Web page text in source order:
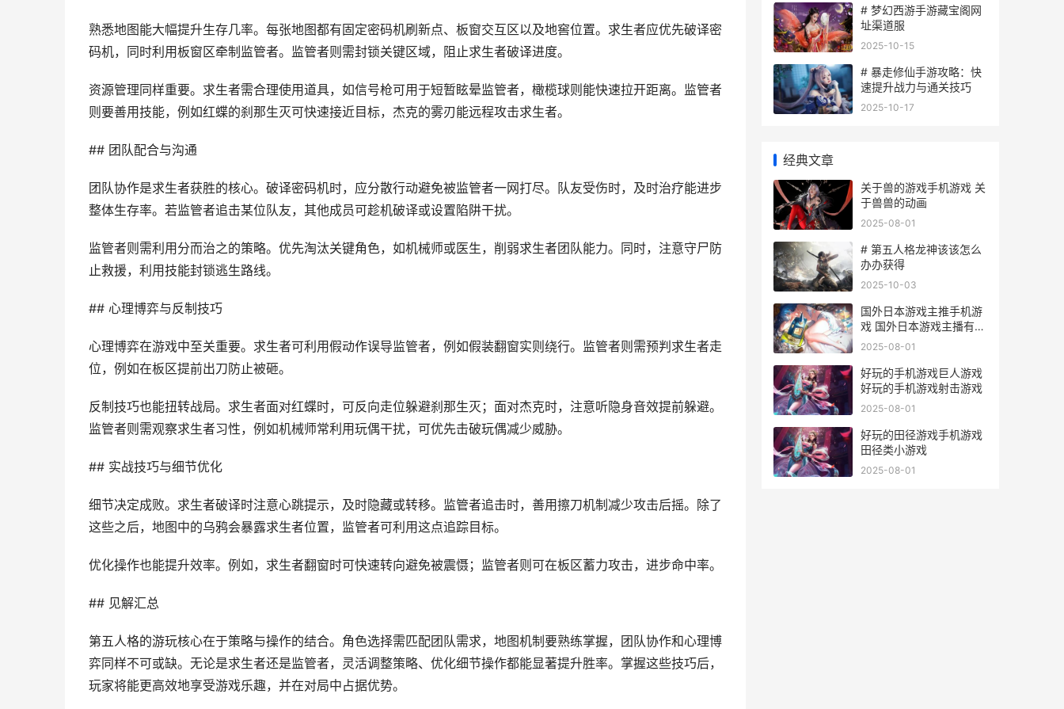
熟悉地图能大幅提升生存几率。每张地图都有固定密码机刷新点、板窗交互区以及地窖位置。求生者应优先破译密
码机，同时利用板窗区牵制监管者。监管者则需封锁关键区域，阻止求生者破译进度。
资源管理同样重要。求生者需合理使用道具，如信号枪可用于短暂眩晕监管者，橄榄球则能快速拉开距离。监管者
则要善用技能，例如红蝶的刹那生灭可快速接近目标，杰克的雾刃能远程攻击求生者。
## 团队配合与沟通
团队协作是求生者获胜的核心。破译密码机时，应分散行动避免被监管者一网打尽。队友受伤时，及时治疗能进步
整体生存率。若监管者追击某位队友，其他成员可趁机破译或设置陷阱干扰。
监管者则需利用分而治之的策略。优先淘汰关键角色，如机械师或医生，削弱求生者团队能力。同时，注意守尸防
止救援，利用技能封锁逃生路线。
## 心理博弈与反制技巧
心理博弈在游戏中至关重要。求生者可利用假动作误导监管者，例如假装翻窗实则绕行。监管者则需预判求生者走
位，例如在板区提前出刀防止被砸。
反制技巧也能扭转战局。求生者面对红蝶时，可反向走位躲避刹那生灭；面对杰克时，注意听隐身音效提前躲避。
监管者则需观察求生者习性，例如机械师常利用玩偶干扰，可优先击破玩偶减少威胁。
## 实战技巧与细节优化
细节决定成败。求生者破译时注意心跳提示，及时隐藏或转移。监管者追击时，善用擦刀机制减少攻击后摇。除了
这些之后，地图中的乌鸦会暴露求生者位置，监管者可利用这点追踪目标。
优化操作也能提升效率。例如，求生者翻窗时可快速转向避免被震慑；监管者则可在板区蓄力攻击，进步命中率。
## 见解汇总
第五人格的游玩核心在于策略与操作的结合。角色选择需匹配团队需求，地图机制要熟练掌握，团队协作和心理博
弈同样不可或缺。无论是求生者还是监管者，灵活调整策略、优化细节操作都能显著提升胜率。掌握这些技巧后，
玩家将能更高效地享受游戏乐趣，并在对局中占据优势。
# 梦幻西游手游藏宝阁网
址渠道服
2025-10-15
# 暴走修仙手游攻略：快
速提升战力与通关技巧
2025-10-17
经典文章
关于兽的游戏手机游戏 关
于兽兽的动画
2025-08-01
# 第五人格龙神该该怎么
办办获得
2025-10-03
国外日本游戏主推手机游
戏 国外日本游戏主播有哪
些
2025-08-01
好玩的手机游戏巨人游戏
好玩的手机游戏射击游戏
2025-08-01
好玩的田径游戏手机游戏
田径类小游戏
2025-08-01